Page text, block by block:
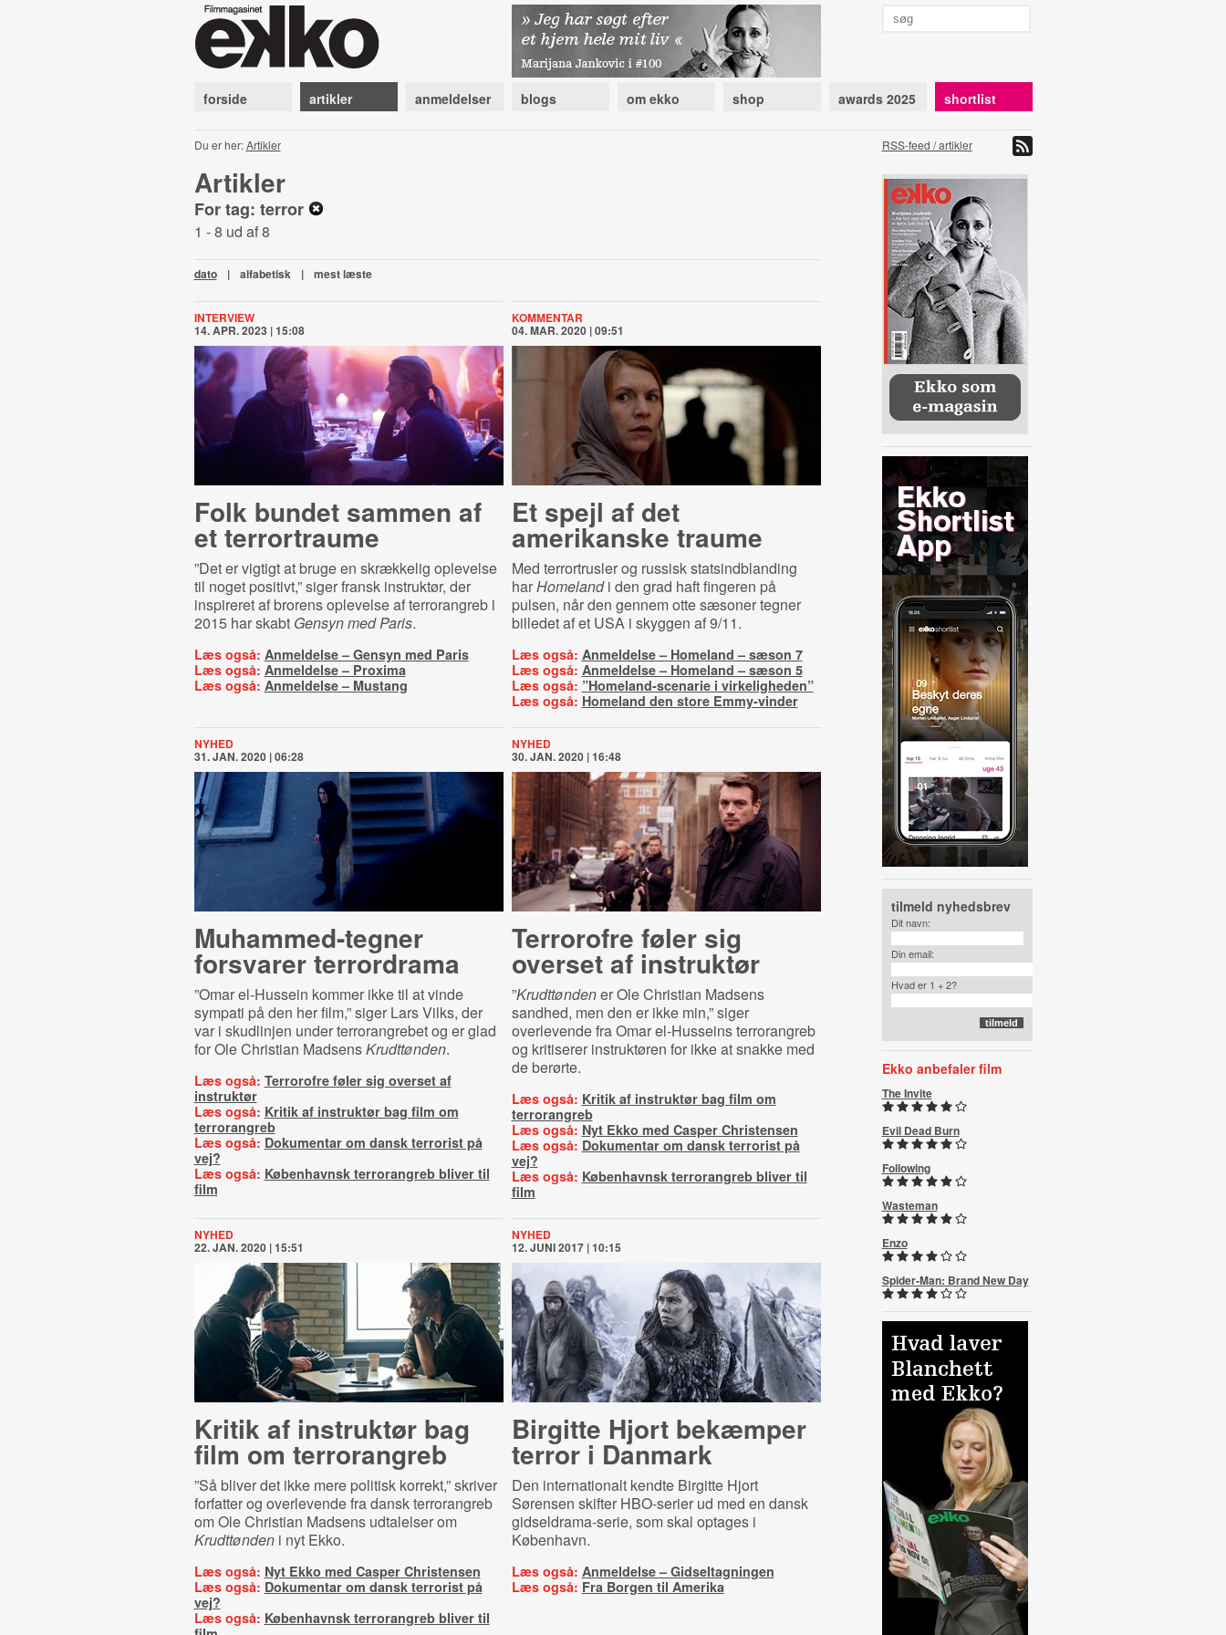
forside artikler anmeldelser blogs om ekko shop awards 2025 shortlist
Du er her:Artikler RSS-feed / artikler
Artikler
For tag: terror
1 - 8 ud af 8
dato | alfabetisk | mest læste
INTERVIEW
14. APR. 2023 | 15:08
Folk bundet sammen af
et terrortraume
”Det er vigtigt at bruge en skrækkelig oplevelse
til noget positivt,” siger fransk instruktør, der
inspireret af brorens oplevelse af terrorangreb i
2015 har skabt Gensyn med Paris.
Læs også: Anmeldelse – Gensyn med Paris
Læs også: Anmeldelse – Proxima
Læs også: Anmeldelse – Mustang
KOMMENTAR
04. MAR. 2020 | 09:51
Et spejl af det
amerikanske traume
Med terrortrusler og russisk statsindblanding
harHomelandi den grad haft fingeren på
pulsen, når den gennem otte sæsoner tegner
billedet af et USA i skyggen af 9/11.
Læs også: Anmeldelse – Homeland – sæson 7
Læs også: Anmeldelse – Homeland – sæson 5
Læs også: ”Homeland-scenarie i virkeligheden”
Læs også: Homeland den store Emmy-vinder
NYHED
31. JAN. 2020 | 06:28
Muham­med-​teg­ner
forsvarer terrordrama
”Omar el-Hussein kommer ikke til at vinde
sympati på den her film,” siger Lars Vilks, der
var i skudlinjen under terrorangrebet og er glad
for Ole Christian MadsensKrudttønden.
Læs også: Terrorofre føler sig overset af
instruktør
Læs også: Kritik af instruktør bag film om
terrorangreb
Læs også: Dokumentar om dansk terrorist på
vej?
Læs også: Københavnsk terrorangreb bliver til
film
NYHED
30. JAN. 2020 | 16:48
Terrorofre føler sig
overset af instruktør
”Krudttøndener Ole Christian Madsens
sandhed, men den er ikke min,” siger
overlevende fra Omar el-Husseins terrorangreb
og kritiserer instruktøren for ikke at snakke med
de berørte.
Læs også: Kritik af instruktør bag film om
terrorangreb
Læs også: Nyt Ekko med Casper Christensen
Læs også: Dokumentar om dansk terrorist på
vej?
Læs også: Københavnsk terrorangreb bliver til
film
NYHED
22. JAN. 2020 | 15:51
Kritik af instruktør bag
film om terrorangreb
”Så bliver det ikke mere politisk korrekt,” skriver
forfatter og overlevende fra dansk terrorangreb
om Ole Christian Madsens udtalelser om
Krudttønden i nyt Ekko.
Læs også: Nyt Ekko med Casper Christensen
Læs også: Dokumentar om dansk terrorist på
vej?
Læs også: Københavnsk terrorangreb bliver til
NYHED
12. JUNI 2017 | 10:15
Birgitte Hjort bekæmper
terror i Danmark
Den internationalt kendte Birgitte Hjort
Sørensen skifter HBO-serier ud med en dansk
gidseldrama-serie, som skal optages i
København.
Læs også: Anmeldelse – Gidseltagningen
Læs også: Fra Borgen til Amerika
tilmeld nyhedsbrev
Dit navn:
Din email:
Hvad er 1 + 2?
Ekko anbefaler film
The Invite
Evil Dead Burn
Following
Wasteman
Enzo
Spider-Man: Brand New Day